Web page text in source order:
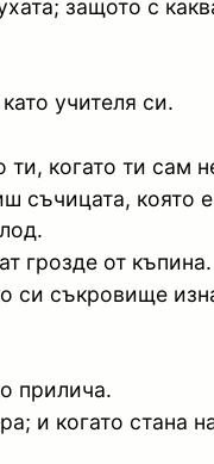
защото с
учителя си.
когато ти сам
съчицата, която
грозде от къпина.
си съкровище
прилича.
и когато стана